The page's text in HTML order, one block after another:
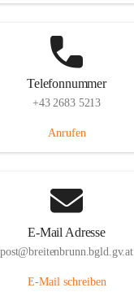
Telefonnummer
+43 2683 5213
Anrufen
E-Mail Adresse
post@breitenbrunn.bgld.gv.at
E-Mail schreiben